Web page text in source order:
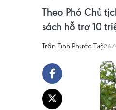
Theo Phó Chủ
sách hỗ trợ 10
Trần Tĩnh-Phước Tuệ26/